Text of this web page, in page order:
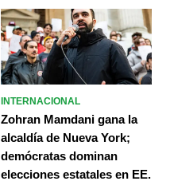
INTERNACIONAL
Zohran Mamdani gana la
alcaldía de Nueva York;
demócratas dominan
elecciones estatales en EE.